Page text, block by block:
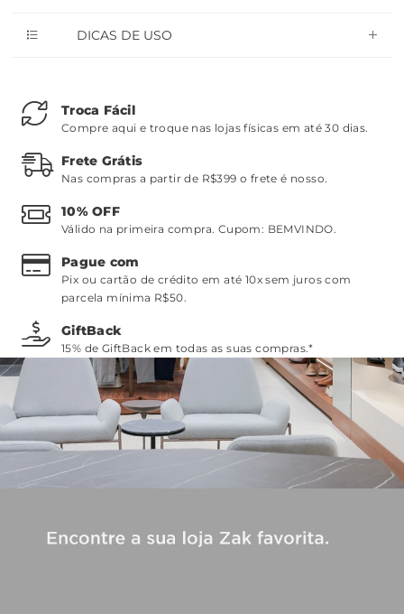
DICAS DE USO
Troca Fácil
Compre aqui e troque nas lojas físicas em até 30 dias.
Frete Grátis
Nas compras a partir de R$399 o frete é nosso.
10% OFF
Válido na primeira compra. Cupom: BEMVINDO.
Pague com
Pix ou cartão de crédito em até 10x sem juros com
parcela mínima R$50.
GiftBack
15% de GiftBack em todas as suas compras.*